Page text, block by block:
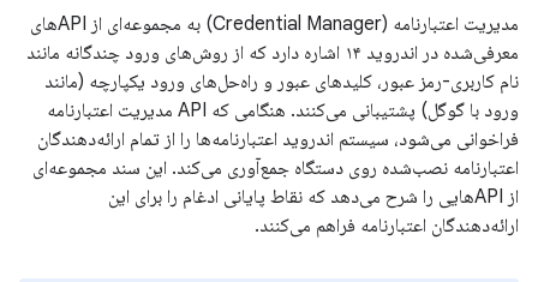
مدیریت اعتبارنامه (Credential Manager) به مجموعه‌ای از APIهای
معرفی‌شده در اندروید ۱۴ اشاره دارد که از روش‌های ورود چندگانه مانند
نام کاربری-رمز عبور، کلیدهای عبور و راه‌حل‌های ورود یکپارچه (مانند
ورود با گوگل) پشتیبانی می‌کنند. هنگامی که API مدیریت اعتبارنامه
فراخوانی می‌شود، سیستم اندروید اعتبارنامه‌ها را از تمام ارائه‌دهندگان
اعتبارنامه نصب‌شده روی دستگاه جمع‌آوری می‌کند. این سند مجموعه‌ای
از APIهایی را شرح می‌دهد که نقاط پایانی ادغام را برای این
ارائه‌دهندگان اعتبارنامه فراهم می‌کنند.